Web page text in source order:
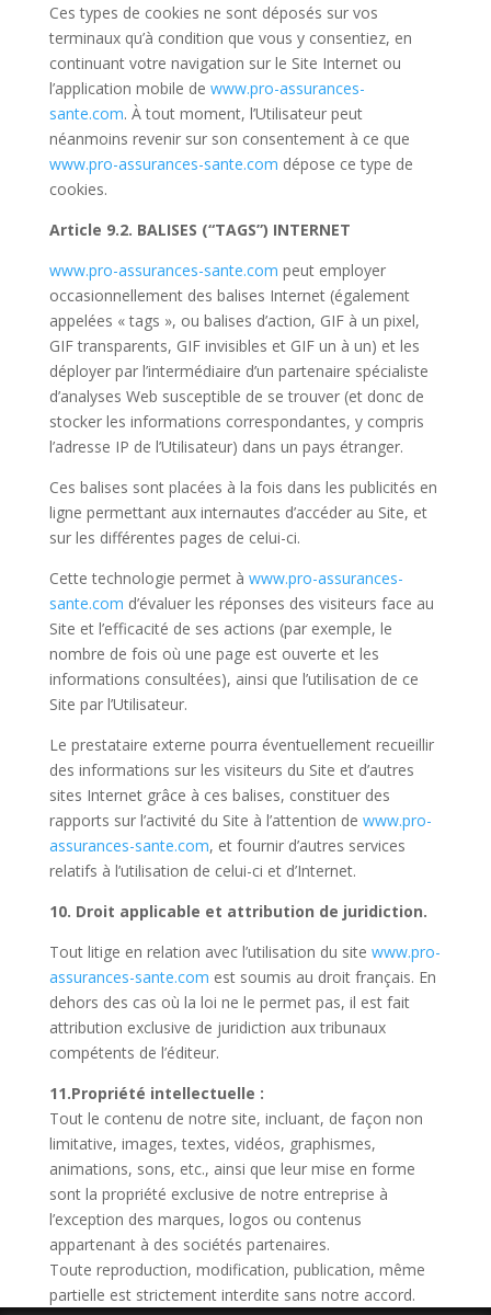
Ces types de cookies ne sont déposés sur vos
terminaux qu’à condition que vous y consentiez, en
continuant votre navigation sur le Site Internet ou
l’application mobile de www.pro-assurances-
sante.com. À tout moment, l’Utilisateur peut
néanmoins revenir sur son consentement à ce que
www.pro-assurances-sante.com dépose ce type de
cookies.
Article 9.2. BALISES (“TAGS”) INTERNET
www.pro-assurances-sante.com peut employer
occasionnellement des balises Internet (également
appelées « tags », ou balises d’action, GIF à un pixel,
GIF transparents, GIF invisibles et GIF un à un) et les
déployer par l’intermédiaire d’un partenaire spécialiste
d’analyses Web susceptible de se trouver (et donc de
stocker les informations correspondantes, y compris
l’adresse IP de l’Utilisateur) dans un pays étranger.
Ces balises sont placées à la fois dans les publicités en
ligne permettant aux internautes d’accéder au Site, et
sur les différentes pages de celui-ci.
Cette technologie permet à www.pro-assurances-
sante.com d’évaluer les réponses des visiteurs face au
Site et l’efficacité de ses actions (par exemple, le
nombre de fois où une page est ouverte et les
informations consultées), ainsi que l’utilisation de ce
Site par l’Utilisateur.
Le prestataire externe pourra éventuellement recueillir
des informations sur les visiteurs du Site et d’autres
sites Internet grâce à ces balises, constituer des
rapports sur l’activité du Site à l’attention de www.pro-
assurances-sante.com, et fournir d’autres services
relatifs à l’utilisation de celui-ci et d’Internet.
10. Droit applicable et attribution de juridiction.
Tout litige en relation avec l’utilisation du site www.pro-
assurances-sante.com est soumis au droit français. En
dehors des cas où la loi ne le permet pas, il est fait
attribution exclusive de juridiction aux tribunaux
compétents de l’éditeur.
11.Propriété intellectuelle :
Tout le contenu de notre site, incluant, de façon non
limitative, images, textes, vidéos, graphismes,
animations, sons, etc., ainsi que leur mise en forme
sont la propriété exclusive de notre entreprise à
l’exception des marques, logos ou contenus
appartenant à des sociétés partenaires.
Toute reproduction, modification, publication, même
partielle est strictement interdite sans notre accord.